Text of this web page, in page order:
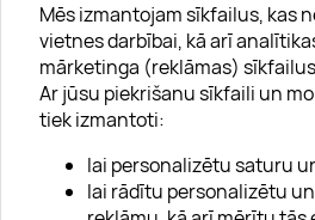
Mēs izmantojam sīkfailus, kas
vietnes darbībai, kā arī
mārketinga (reklāmas)
Ar jūsu piekrišanu sīkfaili un
tiek izmantoti:
lai personalizētu saturu
lai rādītu personalizētu
Par "Lieliska dāvana"